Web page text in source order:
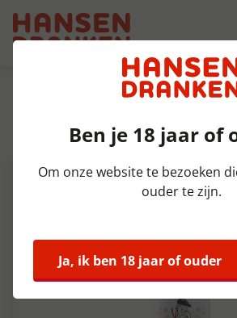
Product Detail
Filou Doos 6x75 cl
Ben je 18 jaar of
Om onze website te bezoeken
ouder te zijn.
Ja, ik ben 18 jaar of ouder